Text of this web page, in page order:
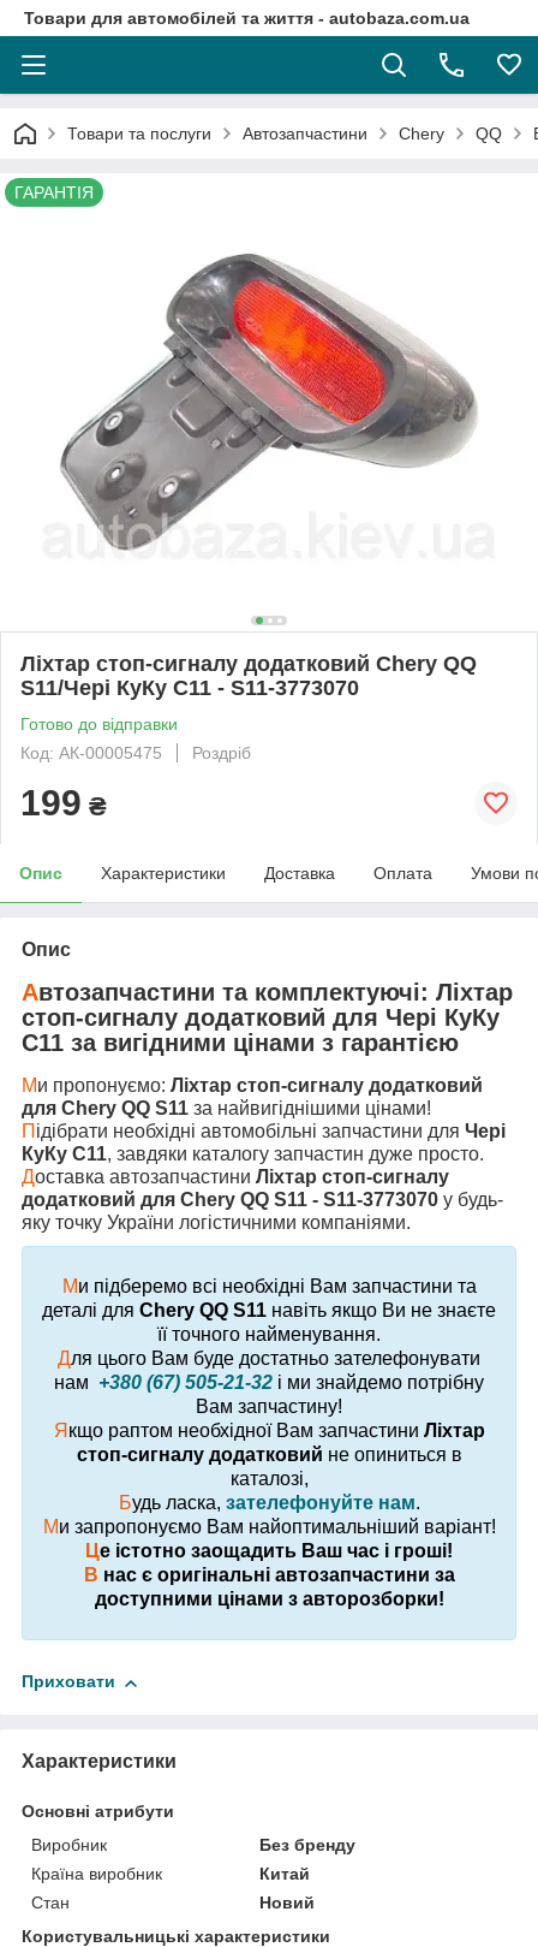
Товари для автомобілей та життя - autobaza.com.ua
Товари та послуги Автозапчастини Chery QQ
ГАРАНТІЯ
Ліхтар стоп-сигналу додатковий Chery QQ
S11/Чері КуКу С11 - S11-3773070
Готово до відправки
Код: АК-00005475
Роздріб
199 ₴
Опис Характеристики Доставка Оплата Умови
Опис
Автозапчастини та комплектуючі: Ліхтар
стоп-сигналу додатковий для Чері КуКу
С11 за вигідними цінами з гарантією
Ми пропонуємо: Ліхтар стоп-сигналу додатковий
для Chery QQ S11 за найвигіднішими цінами!
П ідібрати необхідні автомобільні запчастини для Чері
КуКу С11, завдяки каталогу запчастин дуже просто.
Доставка автозапчастини Ліхтар стоп-сигналу
додатковий для Chery QQ S11 - S11-3773070 у будь-
яку точку України логістичними компаніями.
Ми підберемо всі необхідні Вам запчастини та
деталі для Chery QQ S11 навіть якщо Ви не знаєте
її точного найменування.
Для цього Вам буде достатньо зателефонувати
нам +380 (67) 505-21-32 і ми знайдемо потрібну
Вам запчастину!
Я кщо раптом необхідної Вам запчастини Ліхтар
стоп-сигналу додатковий не опиниться в
каталозі,
Будь ласка, зателефонуйте нам.
Ми запропонуємо Вам найоптимальніший варіант!
Це істотно заощадить Ваш час і гроші!
В нас є оригінальні автозапчастини за
доступними цінами з авторозборки!
Приховати
Характеристики
Основні атрибути
Виробник
Без бренду
Країна виробник
Китай
Стан
Новий
Користувальницькі характеристики